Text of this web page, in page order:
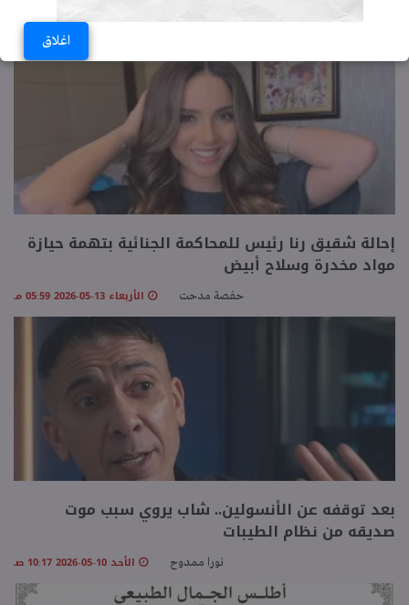
اغلاق
إحالة شقيق رنا رئيس للمحاكمة الجنائية بتهمة حيازة
مواد مخدرة وسلاح أبيض
حفصة مدحت الأربعاء 13-05-2026 05:59 مـ
بعد توقفه عن الأنسولين.. شاب يروي سبب موت
صديقه من نظام الطيبات
نورا ممدوح الأحد 10-05-2026 10:17 صـ